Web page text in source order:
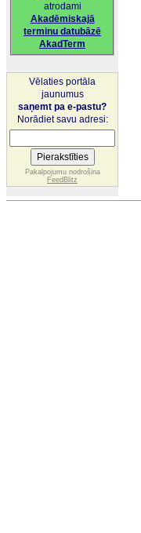
atrodami
Akadēmiskajā
terminu datubāzē
AkadTerm
Vēlaties portāla
jaunumus
saņemt pa e-pastu?
Norādiet savu adresi:
Pakalpojumu nodrošina
FeedBlitz